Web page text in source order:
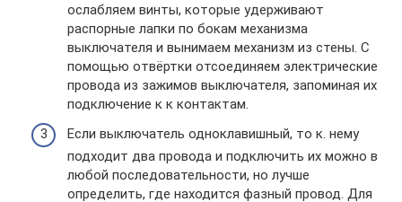
ослабляем винты, которые удерживают
распорные лапки по бокам механизма
выключателя и вынимаем механизм из стены. С
помощью отвёртки отсоединяем электрические
провода из зажимов выключателя, запоминая их
подключение к к контактам.
Если выключатель одноклавишный, то к. нему
подходит два провода и подключить их можно в
любой последовательности, но лучше
определить, где находится фазный провод. Для